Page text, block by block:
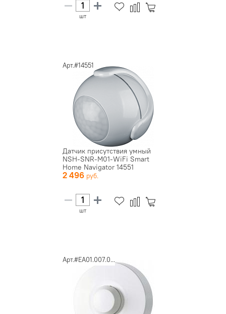
шт
Арт.#14551
Датчик присутствия умный
NSH-SNR-M01-WiFi Smart
Home Navigator 14551
2 496
шт
Арт.#EA01.007.0...